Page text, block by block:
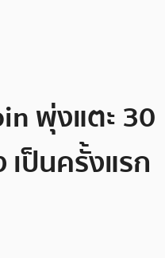
พุ่งแตะ 30
ป็นครั้งแรก